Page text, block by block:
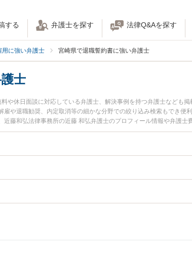
する 弁護士を探す 法律Q&Aを探す
に強い弁護士 宮崎県で退職誓約書に強い弁護士
士
休日面談に対応している弁護士、解決事例を持つ弁護士なども掲
や退職勧奨、内定取消等の細かな分野での絞り込み検索もでき便
藤和弘法律事務所の近藤 和弘弁護士のプロフィール情報や弁護士
に弁護士に相談したい』『退職誓約書トラブルのトラブル解決の
に相談予約したい』などでお困りの相談者さんにおすすめです。